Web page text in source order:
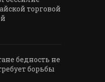
торговой
бедность не
борьбы